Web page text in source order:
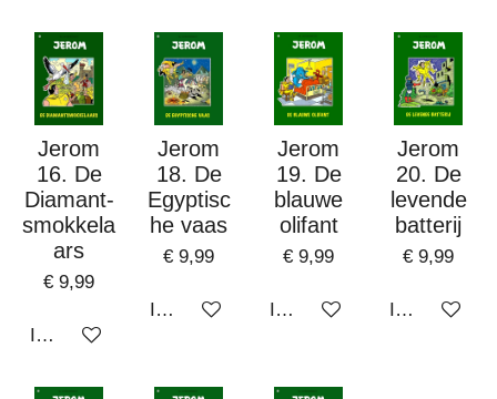
Jerom
16. De
Diamant-
smokkela
ars
€ 9,99
In winkelwagen
Jerom
18. De
Egyptisc
he vaas
€ 9,99
In winkelwagen
Jerom
19. De
blauwe
olifant
€ 9,99
In winkelwagen
Jerom
20. De
levende
batterij
€ 9,99
In